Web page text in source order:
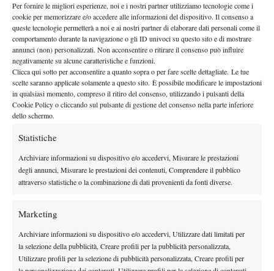
Per fornire le migliori esperienze, noi e i nostri partner utilizziamo tecnologie come i
cookie per memorizzare e/o accedere alle informazioni del dispositivo. Il consenso a
queste tecnologie permetterà a noi e ai nostri partner di elaborare dati personali come il
comportamento durante la navigazione o gli ID univoci su questo sito e di mostrare
annunci (non) personalizzati. Non acconsentire o ritirare il consenso può influire
negativamente su alcune caratteristiche e funzioni.
Clicca qui sotto per acconsentire a quanto sopra o per fare scelte dettagliate. Le tue
scelte saranno applicate solamente a questo sito. È possibile modificare le impostazioni
in qualsiasi momento, compreso il ritiro del consenso, utilizzando i pulsanti della
Cookie Policy o cliccando sul pulsante di gestione del consenso nella parte inferiore
dello schermo.
Statistiche
Archiviare informazioni su dispositivo e/o accedervi, Misurare le prestazioni
degli annunci, Misurare le prestazioni dei contenuti, Comprendere il pubblico
attraverso statistiche o la combinazione di dati provenienti da fonti diverse.
Marketing
Archiviare informazioni su dispositivo e/o accedervi, Utilizzare dati limitati per
la selezione della pubblicità, Creare profili per la pubblicità personalizzata,
Utilizzare profili per la selezione di pubblicità personalizzata, Creare profili per
e quando è nato mio figlio ho iniziato a guardare le cose da
un’altra prospettiva perché vedevo lui come la cosa più
importante di tutte.Mi piace l’idea che possa andare al circolo e
vedere suo papà che gioca”.
LE DIFFICOLTÁ ECONOMICHE
E le sconfitte spesso vengono accompagnate dalle difficoltà
economiche: “
Trungelliti–
risorse economiche:se sei un top 100 puoi, sotto quel livello è
tutto più difficile.
sta provando a cambiare le cose in tal senso ma il fatto
che non cambieranno le cose in molti saranno costretti a soffrire
questa situazione.Credo che un numero 150 del mondo, quindi
facente parte dell’élite se rapportato a ogni professione,
debba accontentarsi di sopravvivere”.